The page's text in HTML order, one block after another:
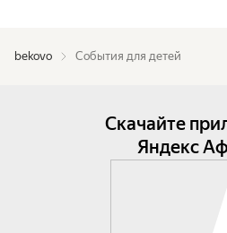
bekovo События для детей
Скачайте
Яндекс